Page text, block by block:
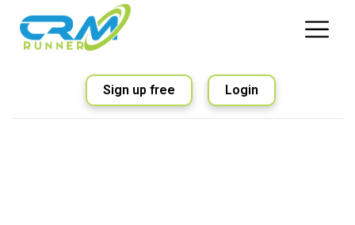
Sign up free Login